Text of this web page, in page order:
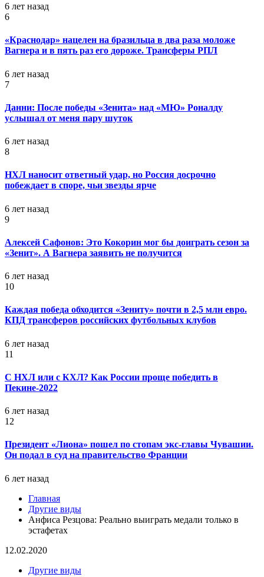
6 лет назад
6
«Краснодар» нацелен на бразильца в два раза моложе
Вагнера и в пять раз его дороже. Трансферы РПЛ
6 лет назад
7
Данни: После победы «Зенита» над «МЮ» Роналду
услышал от меня пару шуток
6 лет назад
8
НХЛ наносит ответный удар, но Россия досрочно
побеждает в споре, чьи звезды ярче
6 лет назад
9
Алексей Сафонов: Это Кокорин мог бы доиграть сезон за
«Зенит». А Вагнера заявить не получится
6 лет назад
10
Каждая победа обходится «Зениту» почти в 2,5 млн евро.
КПД трансферов российских футбольных клубов
6 лет назад
11
С НХЛ или с КХЛ? Как России проще победить в
Пекине-2022
6 лет назад
12
Президент «Лиона» пошел по стопам экс-главы Чувашии.
Он подал в суд на правительство Франции
6 лет назад
Главная
Другие виды
Анфиса Резцова: Реально выиграть медали только в
эстафетах
12.02.2020
Другие виды